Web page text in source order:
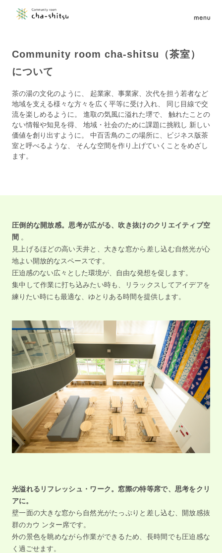
Community room cha-shitsu（茶室）
について
茶の湯の文化のように、 起業家、事業家、次代を担う若者など
地域を支える様々な方々を広く平等に受け入れ、 同じ目線で交
流を楽しめるように。 進取の気風に溢れた堺で、 触れたことの
ない情報や知見を得、 地域・社会のために課題に挑戦し 新しい
価値を創り出すように。 中百舌鳥のこの場所に、ビジネス版茶
室と呼べるような、 そんな空間を作り上げていくことをめざし
ます。
圧倒的な開放感。思考が広がる、吹き抜けのクリエイティブ空
間 。
見上げるほどの高い天井と、大きな窓から差し込む自然光が心
地よい開放的なスペースです。
圧迫感のない広々とした環境が、自由な発想を促します。
集中して作業に打ち込みたい時も、リラックスしてアイデアを
練りたい時にも最適な、ゆとりある時間を提供します。
光溢れるリフレッシュ・ワーク。窓際の特等席で、思考をクリ
アに。
壁一面の大きな窓から自然光がたっぷりと差し込む、開放感抜
群のカウ ンター席です。
外の景色を眺めながら作業ができるため、長時間でも圧迫感な
く過ごせます。